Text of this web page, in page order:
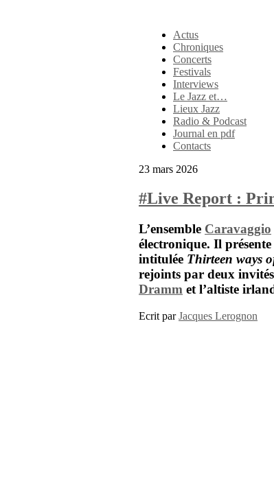
Actus
Chroniques
Concerts
Festivals
Interviews
Le Jazz et…
Lieux Jazz
Radio & Podcast
Journal en pdf
Contacts
23 mars 2026
#Live Report :
L’ensemble Caravaggio
électronique. Il
intitulée Thirteen ways
rejoints par deux
Dramm et l’altiste
Ecrit parJacques Lerognon